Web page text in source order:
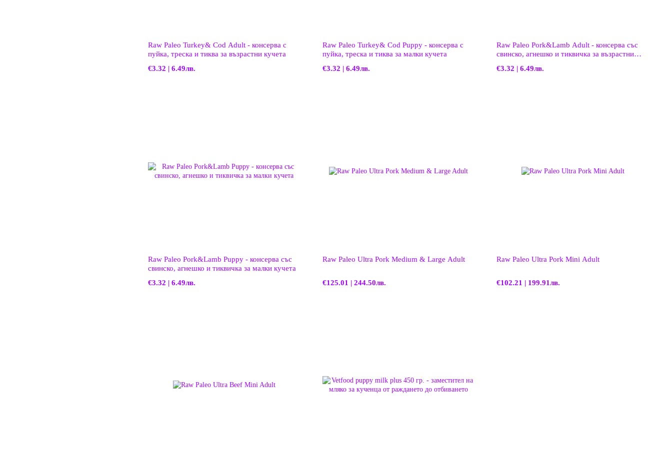
Raw Paleo Turkey& Cod Adult - консерва с
пуйка, треска и тиква за възрастни кучета
€3.32 | 6.49лв.
Raw Paleo Turkey& Cod Puppy - консерва с
пуйка, треска и тиква за малки кучета
€3.32 | 6.49лв.
Raw Paleo Pork&Lamb Adult - консерва със
свинско, агнешко и тиквичка за възрастни
€3.32 | 6.49лв.
Raw Paleo Pork&Lamb Puppy - консерва със
свинско, агнешко и тиквичка за малки кучета
€3.32 | 6.49лв.
Raw Paleo Ultra Pork Medium & Large Adult
€125.01 | 244.50лв.
Raw Paleo Ultra Pork Mini Adult
€102.21 | 199.91лв.